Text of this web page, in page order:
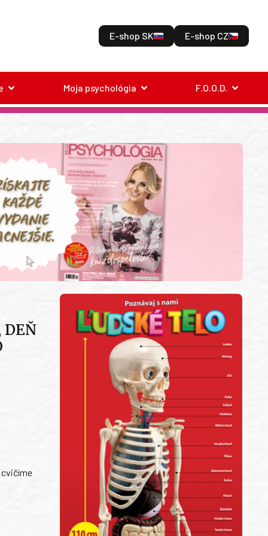
E-shop SK E-shop CZ
Moja psychológia F.O.O.D.
DEŇ
cvičíme